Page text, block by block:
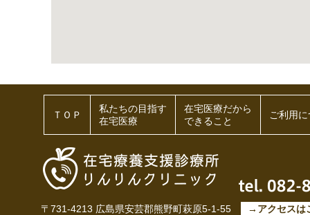
ＴＯＰ
私たちの目指す
在宅医療
在宅医療だから
できること
ご利用
〒731-4213 広島県安芸郡熊野町萩原5-1-55
→アクセスは